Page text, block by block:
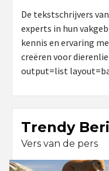
De tekstschrijvers
experts in hun
kennis en ervaring
creëren voor
output=list
Trendy
Vers van de pers